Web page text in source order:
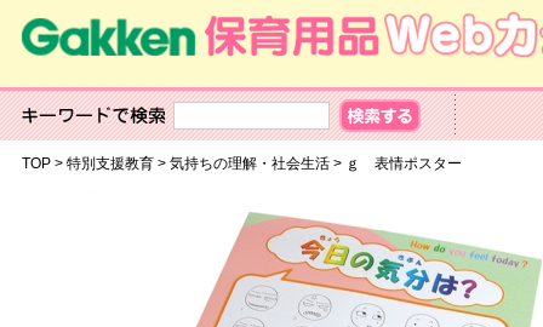
TOP> 特別支援教育> 気持ちの理解・社会生活> ｇ 表情ポスター